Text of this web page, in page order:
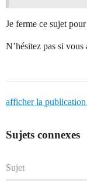
Je ferme ce sujet
N’hésitez pas si
afficher la publication
Sujets connexes
Sujet